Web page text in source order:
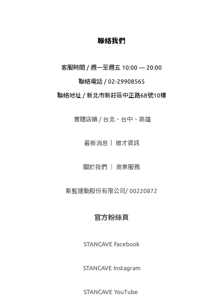
聯絡我們
客服時間 / 週一至週五 10:00 — 20:00
聯絡電話 / 02-29908565
聯絡地址 / 新北市新莊區中正路68號10樓
實體店鋪 / 台北、台中、高雄
最新消息 徵才資訊
關於我們 商業服務
斯藍運動股份有限公司/ 00220872
官方粉絲頁
STANCAVE Facebook
STANCAVE Instagram
STANCAVE YouTube